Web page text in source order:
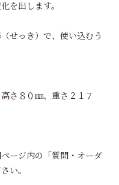
を出します。
せっき）で、使い込むう
さ８０㎜、重さ２１７
ージ内の「質問・オーダ
い。